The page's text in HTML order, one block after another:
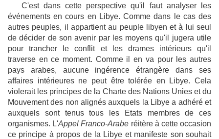
C'est dans cette perspective qu'il faut analyser les
événements en cours en Libye. Comme dans le cas des
autres peuples, il appartient au peuple libyen et à lui seul
de décider de son avenir par les moyens qu'il jugera utile
pour trancher le conflit et les drames intérieurs qu'il
traverse en ce moment. Comme il en va pour les autres
pays arabes, aucune ingérence étrangère dans ses
affaires intérieures ne peut être tolérée en Libye. Cela
violerait les principes de la Charte des Nations Unies et du
Mouvement des non alignés auxquels la Libye a adhéré et
auxquels sont tenus tous les Etats membres de ces
organismes. L'Appel Franco-Arabe réitère à cette occasion
ce principe à propos de la Libye et manifeste son souhait